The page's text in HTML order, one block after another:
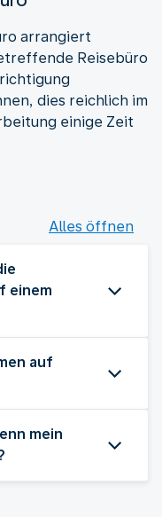
arrangiert
Reisebüro
dies reichlich im
einige Zeit
Alles öffnen
einem
auf
mein